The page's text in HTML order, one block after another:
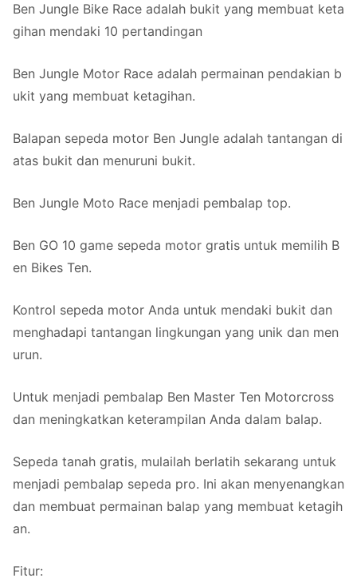
Ben Jungle Bike Race adalah bukit yang membuat keta
gihan mendaki 10 pertandingan
Ben Jungle Motor Race adalah permainan pendakian b
ukit yang membuat ketagihan.
Balapan sepeda motor Ben Jungle adalah tantangan di
atas bukit dan menuruni bukit.
Ben Jungle Moto Race menjadi pembalap top.
Ben GO 10 game sepeda motor gratis untuk memilih B
en Bikes Ten.
Kontrol sepeda motor Anda untuk mendaki bukit dan
menghadapi tantangan lingkungan yang unik dan men
urun.
Untuk menjadi pembalap Ben Master Ten Motorcross
dan meningkatkan keterampilan Anda dalam balap.
Sepeda tanah gratis, mulailah berlatih sekarang untuk
menjadi pembalap sepeda pro. Ini akan menyenangkan
dan membuat permainan balap yang membuat ketagih
an.
Fitur: